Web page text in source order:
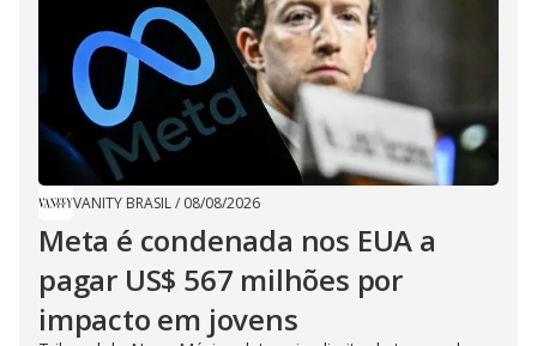
VANITY BRASIL/ 08/08/2026
Meta é condenada nos EUA a
pagar US$ 567 milhões por
impacto em jovens